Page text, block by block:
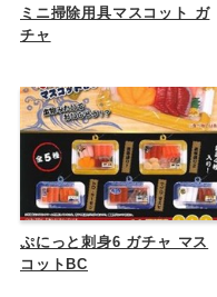
ミニ掃除用具マスコット ガ
チャ
ぷにっと刺身6 ガチャ マス
コットBC